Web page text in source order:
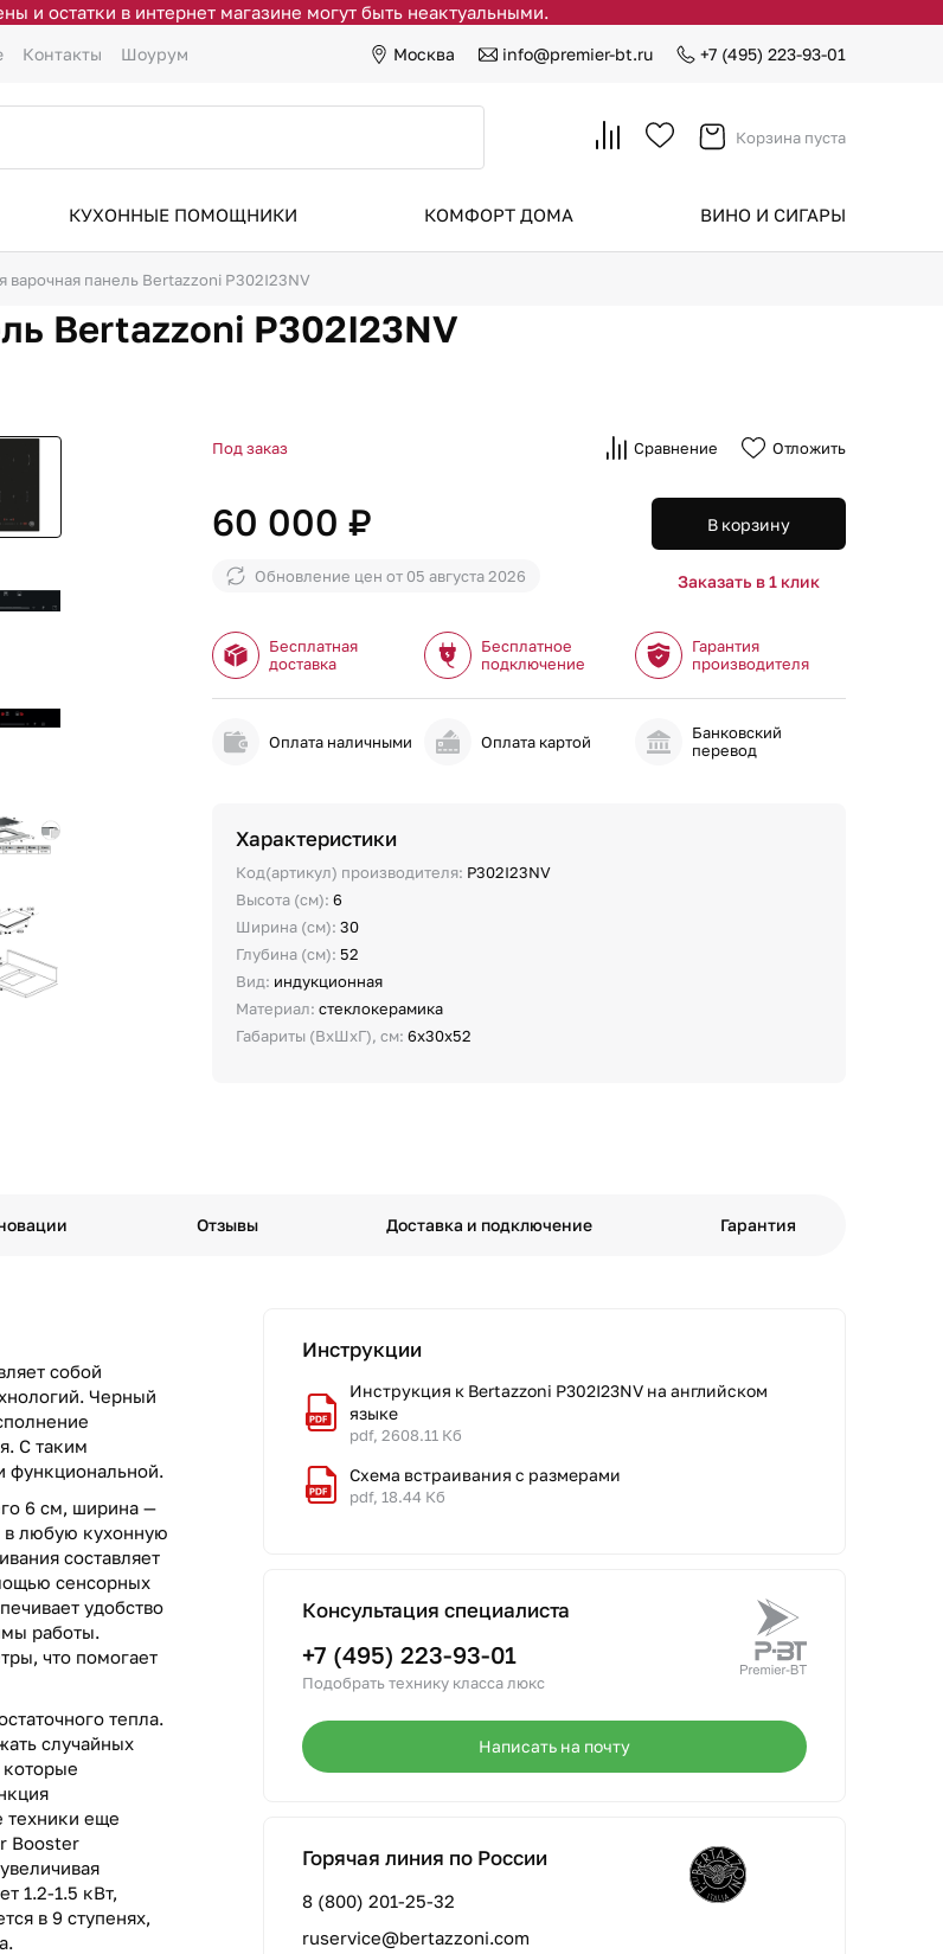
и остатки в интернет магазине могут быть неактуальными.
Контакты Шоурум Москва info@premier-bt.ru +7 (495) 223-93-01
Корзина пуста
КУХОННЫЕ ПОМОЩНИКИ КОМФОРТ ДОМА ВИНО И СИГАРЫ
варочная панель Bertazzoni P302I23NV
Bertazzoni P302I23NV
Под заказ Сравнение Отложить
60 000 ₽
Обновление цен от 05 августа 2026
В корзину
Заказать в 1 клик
Бесплатная
доставка
Бесплатное
подключение
Гарантия
производителя
Оплата наличными Оплата картой
Банковский
перевод
Характеристики
Код(артикул) производителя: P302I23NV
Высота (см):6
Ширина (см):30
Глубина (см): 52
Вид: индукционная
Материал:стеклокерамика
Габариты (ВхШхГ), см:6х30х52
Отзывы Доставка и подключение Гарантия
собой
Черный
С таким
функциональной.
6 см, ширина —
в любую кухонную
составляет
сенсорных
удобство
работы.
что помогает
тепла.
случайных
техники еще
Booster
1.2-1.5 кВт,
в 9 ступенях,
Инструкции
Инструкция к Bertazzoni P302I23NV на английском
языке
pdf, 2608.11 Кб
Схема встраивания с размерами
pdf, 18.44 Кб
Консультация специалиста
+7 (495) 223-93-01
Подобрать технику класса люкс
Написать на почту
Горячая линия по России
8 (800) 201-25-32
ruservice@bertazzoni.com